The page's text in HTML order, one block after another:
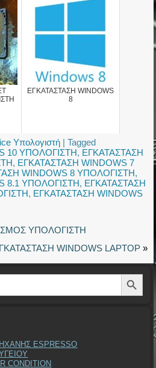
ΕΓΚΑΤΑΣΤΑΣΗ WINDOWS
8
Υπολογιστή |Tagged
10 ΥΠΟΛΟΓΙΣΤΗ, ΕΓΚΑΤΑΣΤΑΣΗ
, ΕΓΚΑΤΑΣΤΑΣΗ WINDOWS 7
WINDOWS 8 ΥΠΟΛΟΓΙΣΤΗ,
8.1 ΥΠΟΛΟΓΙΣΤΗ, ΕΓΚΑΤΑΣΤΑΣΗ
, ΕΓΚΑΤΑΣΤΑΣΗ WINDOWS
ΥΠΟΛΟΓΙΣΤΗ
WINDOWS LAPTOP»
Search Button
ESPRESSO
CONDITION